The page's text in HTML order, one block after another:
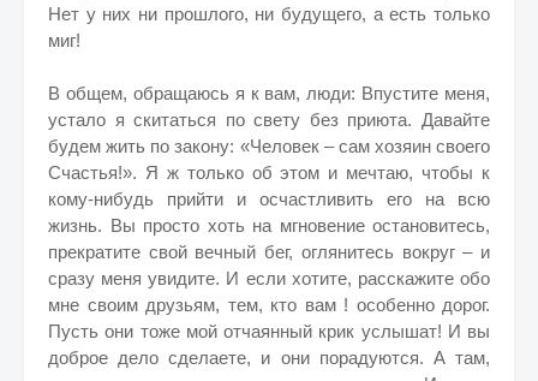
Нет у них ни прошлого, ни будущего, а есть только
миг!
В общем, обращаюсь я к вам, люди: Впустите меня,
устало я скитаться по свету без приюта. Давайте
будем жить по закону: «Человек – сам хозяин своего
Счастья!». Я ж только об этом и мечтаю, чтобы к
кому-нибудь прийти и осчастливить его на всю
жизнь. Вы просто хоть на мгновение остановитесь,
прекратите свой вечный бег, оглянитесь вокруг – и
сразу меня увидите. И если хотите, расскажите обо
мне своим друзьям, тем, кто вам ! особенно дорог.
Пусть они тоже мой отчаянный крик услышат! И вы
доброе дело сделаете, и они порадуются. А там,